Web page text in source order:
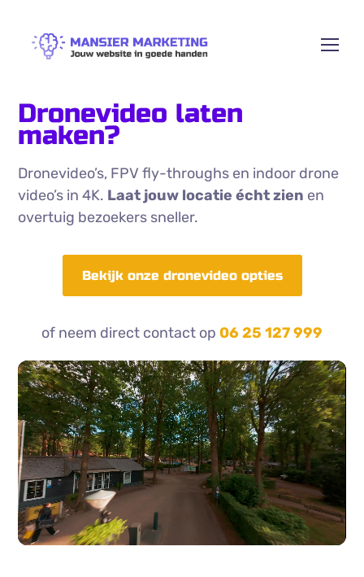
Dronevideo laten
maken?
Dronevideo’s, FPV fly-throughs en indoor drone
video’s in 4K. Laat jouw locatie écht zien en
overtuig bezoekers sneller.
Bekijk onze dronevideo opties
of neem direct contact op 06 25 127 999